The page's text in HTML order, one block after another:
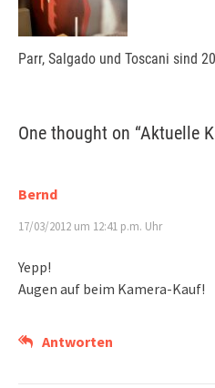
Parr, Salgado und Toscani sind
One thought on “Aktuelle
Bernd
17/03/2012 um 12:41 p.m. Uhr
Yepp!
Augen auf beim Kamera-Kauf!
Antworten